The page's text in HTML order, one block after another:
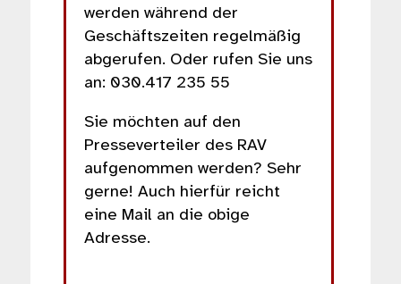
werden während der
Geschäftszeiten regelmäßig
abgerufen. Oder rufen Sie uns
an: 030.417 235 55
Sie möchten auf den
Presseverteiler des RAV
aufgenommen werden? Sehr
gerne! Auch hierfür reicht
eine Mail an die obige
Adresse.